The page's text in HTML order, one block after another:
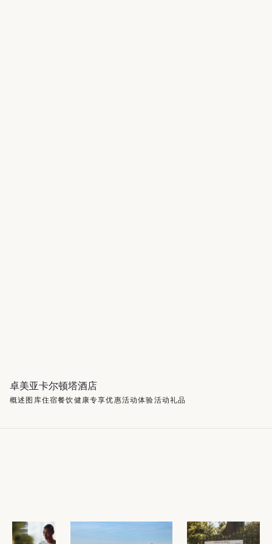
卓美亚卡尔顿塔酒店
概述图库住宿餐饮健康专享优惠活动体验活动礼品